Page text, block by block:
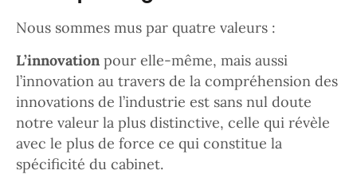
Nous sommes mus par quatre valeurs :
L’innovation pour elle-même, mais aussi
l’innovation au travers de la compréhension des
innovations de l’industrie est sans nul doute
notre valeur la plus distinctive, celle qui révèle
avec le plus de force ce qui constitue la
spécificité du cabinet.